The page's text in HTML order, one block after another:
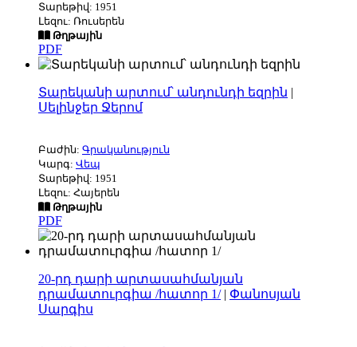
Տարեթիվ: 1951
Լեզու: Ռուսերեն
Թղթային
PDF
Տարեկանի արտում՝ անդունդի եզրին |
Սելինջեր Ջերոմ
Բաժին: Գրականություն
Կարգ: Վեպ
Տարեթիվ: 1951
Լեզու: Հայերեն
Թղթային
PDF
20-րդ դարի արտասահմանյան
դրամատուրգիա /հատոր 1/| Փանոսյան
Սարգիս